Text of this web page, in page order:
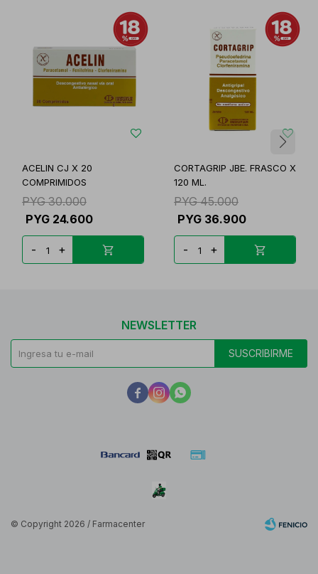
ACELIN CJ X 20
COMPRIMIDOS
PYG 30.000
PYG 24.600
- +
CORTAGRIP JBE. FRASCO X
120 ML.
PYG 45.000
PYG 36.900
- +
NEWSLETTER
SUSCRIBIRME
  
© Copyright 2026 / Farmacenter